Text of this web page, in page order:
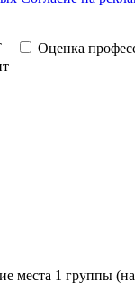
Оценка
места 1 группы